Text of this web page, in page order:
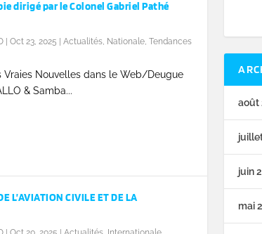
dirigé par le Colonel Gabriel Pathé
| Oct 23, 2025 Actualités, Nationale, Tendances
Vraies Nouvelles dans le Web/Deugue
& Samba...
L’AVIATION CIVILE ET DE LA
août
juin
mai